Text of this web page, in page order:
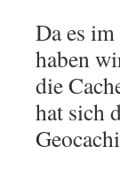
Da es
haben
die
hat sich